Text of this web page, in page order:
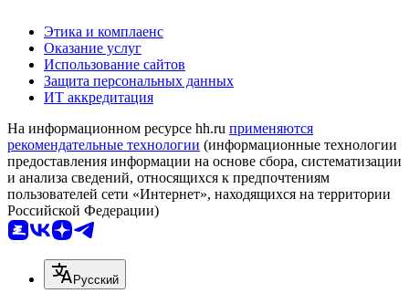
Этика и комплаенс
Оказание услуг
Использование сайтов
Защита персональных данных
ИТ аккредитация
На информационном ресурсе hh.ru применяются
рекомендательные технологии (информационные технологии
предоставления информации на основе сбора, систематизации
и анализа сведений, относящихся к предпочтениям
пользователей сети «Интернет», находящихся на территории
Российской Федерации)
Русский